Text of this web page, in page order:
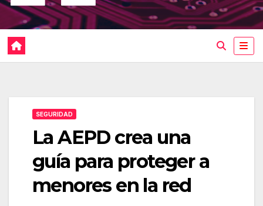
SEGURIDAD
La AEPD crea una
guía para proteger a
menores en la red